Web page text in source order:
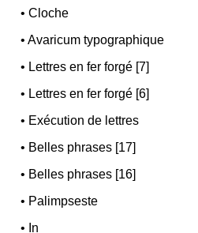
•Cloche
•Avaricum typographique
• Lettres en fer forgé [7]
• Lettres en fer forgé [6]
• Exécution de lettres
• Belles phrases [17]
• Belles phrases [16]
• Palimpseste
• In